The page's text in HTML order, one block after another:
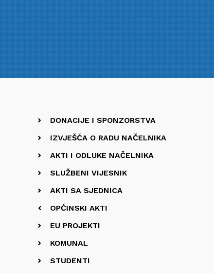
DONACIJE I SPONZORSTVA
IZVJEŠĆA O RADU NAČELNIKA
AKTI I ODLUKE NAČELNIKA
SLUŽBENI VIJESNIK
AKTI SA SJEDNICA
OPĆINSKI AKTI
EU PROJEKTI
KOMUNAL
STUDENTI